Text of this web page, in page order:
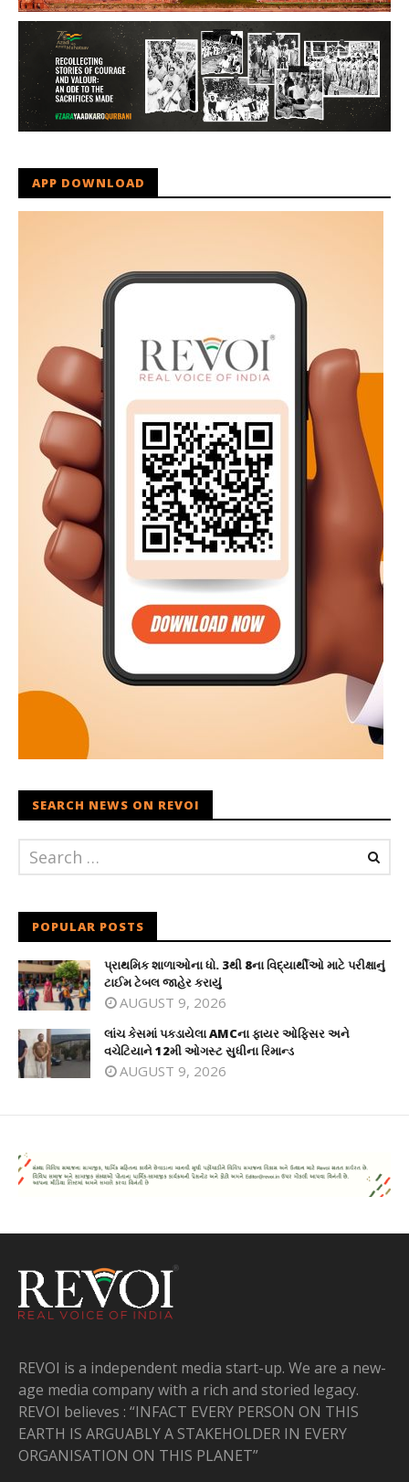
APP DOWNLOAD
SEARCH NEWS ON REVOI
POPULAR POSTS
પ્રાથમિક શાળાઓના ધો. 3થી 8ના વિદ્યાર્થીઓ માટે પરીક્ષાનું
ટાઈમ ટેબલ જાહેર કરાયું
AUGUST 9, 2026
લાંચ કેસમાં પકડાયેલા AMCના ફાયર ઓફિસર અને
વચેટિયાને 12મી ઓગસ્ટ સુધીના રિમાન્ડ
AUGUST 9, 2026
REVOI is a independent media start-up. We are a new-
age media company with a rich and storied legacy.
REVOI believes : “INFACT EVERY PERSON ON THIS
EARTH IS ARGUABLY A STAKEHOLDER IN EVERY
ORGANISATION ON THIS PLANET”